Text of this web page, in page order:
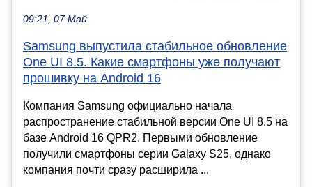
09:21, 07 Май
Samsung выпустила стабильное обновление
One UI 8.5. Какие смартфоны уже получают
прошивку на Android 16
Компания Samsung официально начала
распространение стабильной версии One UI 8.5 на
базе Android 16 QPR2. Первыми обновление
получили смартфоны серии Galaxy S25, однако
компания почти сразу расширила ...